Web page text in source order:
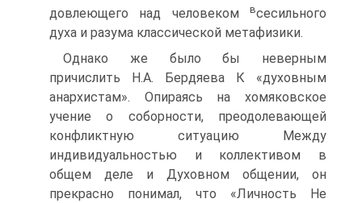
довлеющего над человеком
всесильного
духа и разума классической метафизики.
Однако же было бы неверным
причислить Н.А. Бердяева К «духовным
анархистам». Опираясь на хомяковское
учение о соборности, преодолевающей
конфликтную ситуацию Между
индивидуальностью и коллективом в
общем деле и Духовном общении, он
прекрасно понимал, что «Личность Не